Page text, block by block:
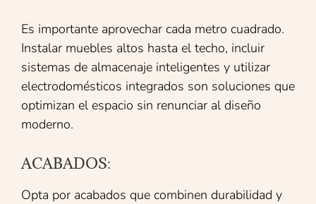
Es importante aprovechar cada metro cuadrado.
Instalar muebles altos hasta el techo, incluir
sistemas de almacenaje inteligentes y utilizar
electrodomésticos integrados son soluciones que
optimizan el espacio sin renunciar al diseño
moderno.
ACABADOS:
Opta por acabados que combinen durabilidad y